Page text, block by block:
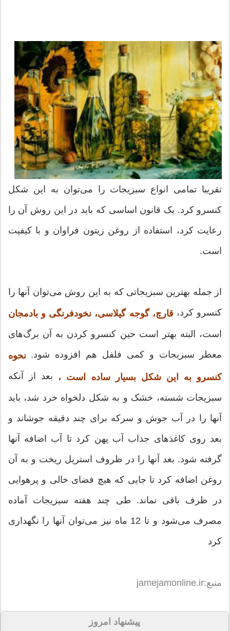
تقریبا تمامی انواع سبزیجات را می‌توان به این شکل
کنسرو کرد. یک قانون اساسی که باید در این روش آن را
رعایت کرد، استفاده از روغن زیتون فراوان و با کیفیت
است.
از جمله بهترین سبزیجاتی که به این روش می‌توان آنها را
کنسرو کرد، قارچ، گوجه گیلاسی، نخودفرنگی و بادمجان
است، البته بهتر است حین کنسرو کردن به آن برگ‌های
معطر سبزیجات و کمی فلفل هم افزوده شود.نحوه
کنسرو به این شکل بسیار ساده است ، بعد از آنکه
سبزیجات شسته، خشک و به شکل دلخواه خرد شد، باید
آنها را در آب جوش و سرکه برای چند دقیقه جوشاند و
بعد روی کاغذهای جذاب آب پهن کرد تا آب اضافه آنها
گرفته شود. بعد آنها را در ظروف استریل ریخت و به آن
روغن اضافه کرد تا جایی که هیچ فضای خالی و پرهوایی
در ظرف باقی نماند. طی چند هفته سبزیجات آماده
مصرف می‌شود و تا 12 ماه نیز می‌توان آنها را نگهداری
کرد
منبع:jamejamonline.ir
پیشنهاد امروز